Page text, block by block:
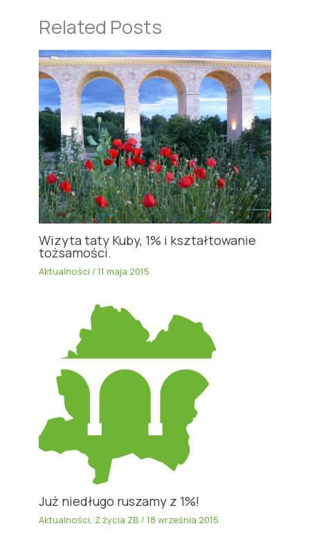
Related Posts
Wizyta taty Kuby, 1% i kształtowanie
tożsamości.
Aktualności /11 maja 2015
Już niedługo ruszamy z 1%!
Aktualności, Z życia ZB /18 września 2015